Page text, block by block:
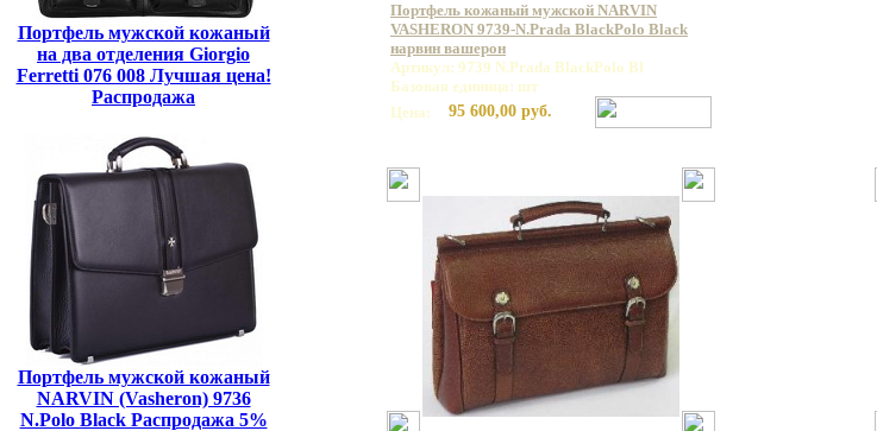
Портфель мужской кожаный
на два отделения Giorgio
Ferretti 076 008 Лучшая цена!
Распродажа
Портфель мужской кожаный
NARVIN (Vasheron) 9736
N.Polo Black Распродажа 5%
Портфель кожаный мужской NARVIN
VASHERON 9739-N.Prada BlackPolo Black
нарвин вашерон
Артикул: 9739 N.Prada BlackPolo Bl
Базовая единица: шт
Цена:
95 600,00 руб.